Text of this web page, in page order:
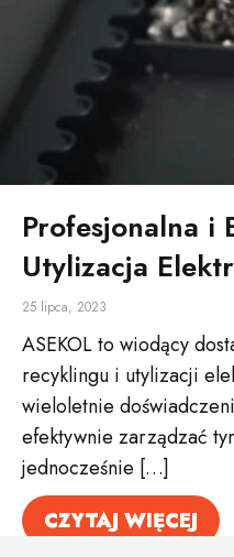
Profesjonalna i
Utylizacja
25 lipca, 2023
ASEKOL to wiodący
recyklingu i utylizacji
wieloletnie
efektywnie zarządzać
jednocześnie […]
CZYTAJ WIĘCEJ